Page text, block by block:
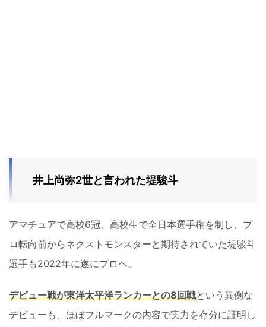
井上尚弥2世と言われた堤駿斗
アマチュアで高校6冠、高校生で全日本選手権を制し、プ
ロ転向前からネクストモンスターと期待されていた堤駿斗
選手も2022年に遂にプロへ。
デビュー戦が東洋太平洋ランカーとの8回戦という異例な
デビューも、ほぼフルマークの内容で実力を存分に証明し